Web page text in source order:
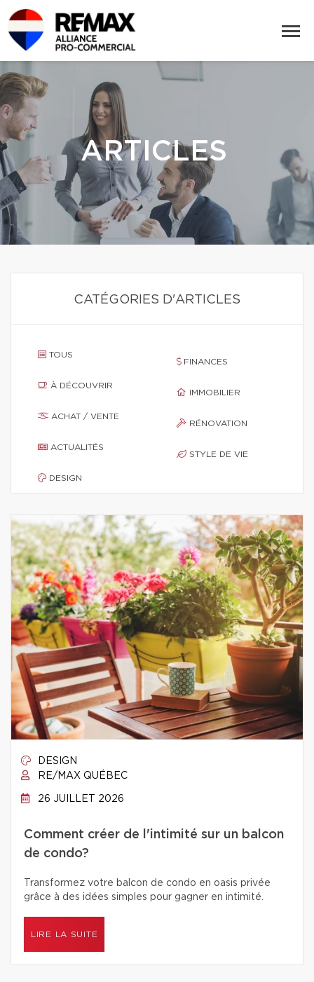
ARTICLES
CATÉGORIES D'ARTICLES
TOUS
À DÉCOUVRIR
ACHAT / VENTE
ACTUALITÉS
DESIGN
FINANCES
IMMOBILIER
RÉNOVATION
STYLE DE VIE
DESIGN
RE/MAX QUÉBEC
26 JUILLET 2026
Comment créer de l'intimité sur un balcon
de condo?
Transformez votre balcon de condo en oasis privée
grâce à des idées simples pour gagner en intimité.
LIRE LA SUITE